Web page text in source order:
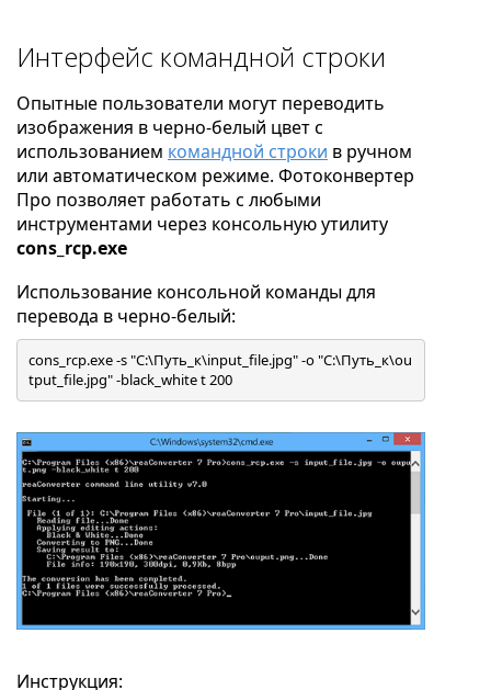
Интерфейс командной строки
Опытные пользователи могут переводить
изображения в черно-белый цвет с
использованием командной строки в ручном
или автоматическом режиме. Фотоконвертер
Про позволяет работать с любыми
инструментами через консольную утилиту
cons_rcp.exe
Использование консольной команды для
перевода в черно-белый:
cons_rcp.exe -s "C:\Путь_к\input_file.jpg" -o "C:\Путь_к\ou
tput_file.jpg" -black_white t 200
Инструкция: